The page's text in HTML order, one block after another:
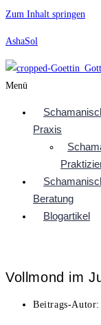
Zum Inhalt springen
AshaSol
Menü
Praxis
Beratung
Blogartikel
Vollmond im
Beitrags-Autor: